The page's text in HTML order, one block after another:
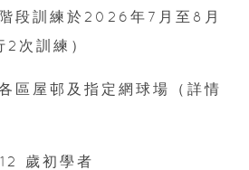
段訓練於2026年7月至8月
次訓練）
區屋邨及指定網球場（詳情
歲初學者